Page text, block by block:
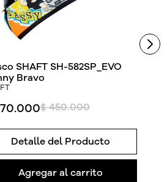
SHAFT SH-582SP_EVO
Bravo
.000$450.000
Detalle del Producto
Agregar al carrito